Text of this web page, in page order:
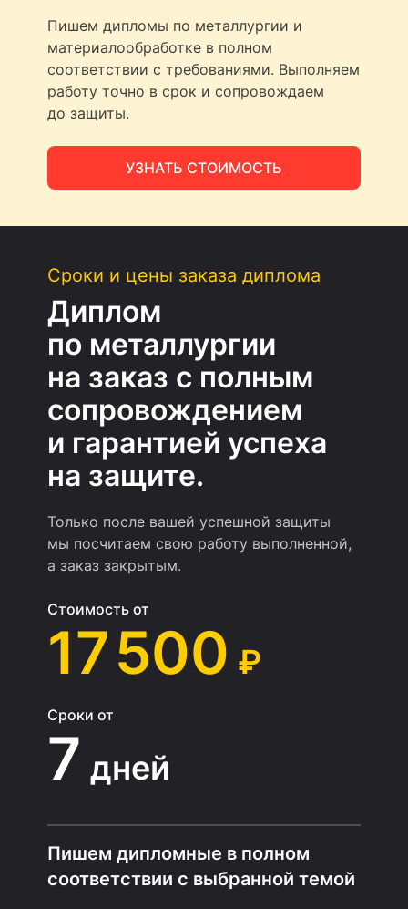
Пишем дипломы по металлургии и
материалообработке в полном
соответствии с требованиями. Выполняем
работу точно в срок и сопровождаем
до защиты.
УЗНАТЬ СТОИМОСТЬ
Сроки и цены заказа диплома
Диплом
по металлургии
на заказ с полным
сопровождением
и гарантией успеха
на защите.
Только после вашей успешной защиты
мы посчитаем свою работу выполненной,
а заказ закрытым.
Стоимость от
17 500 ₽
Сроки от
7 дней
Пишем дипломные в полном
соответствии с выбранной темой